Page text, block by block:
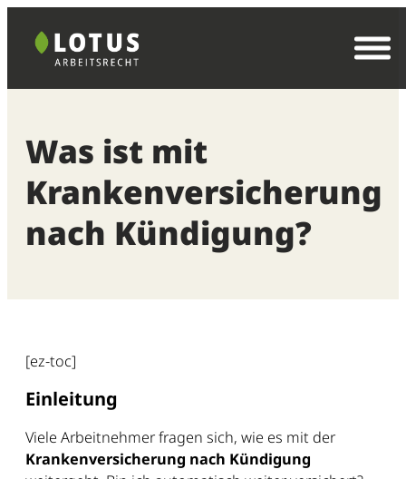
Inhalt
springen
Was ist mit
Krankenversicherung
nach Kündigung?
[ez-toc]
Einleitung
Viele Arbeitnehmer fragen sich, wie es mit der
Krankenversicherung nach Kündigung